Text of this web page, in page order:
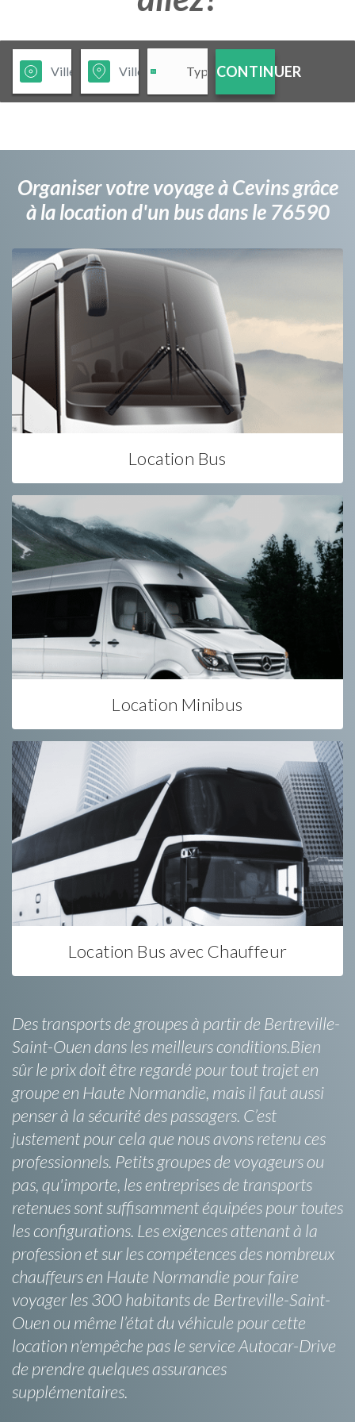
CONTINUER
Organiser votre voyage à Cevins grâce
à la location d'un bus dans le 76590
Location Bus
Location Minibus
Location Bus avec Chauffeur
Des transports de groupes à partir de Bertreville-
Saint-Ouen dans les meilleurs conditions.Bien
sûr le prix doit être regardé pour tout trajet en
groupe en Haute Normandie, mais il faut aussi
penser à la sécurité des passagers. C’est
justement pour cela que nous avons retenu ces
professionnels. Petits groupes de voyageurs ou
pas, qu'importe, les entreprises de transports
retenues sont suffisamment équipées pour toutes
les configurations. Les exigences attenant à la
profession et sur les compétences des nombreux
chauffeurs en Haute Normandie pour faire
voyager les 300 habitants de Bertreville-Saint-
Ouen ou même l’état du véhicule pour cette
location n'empêche pas le service Autocar-Drive
de prendre quelques assurances
supplémentaires.